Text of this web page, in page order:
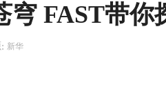
穹 FAST带你
新华